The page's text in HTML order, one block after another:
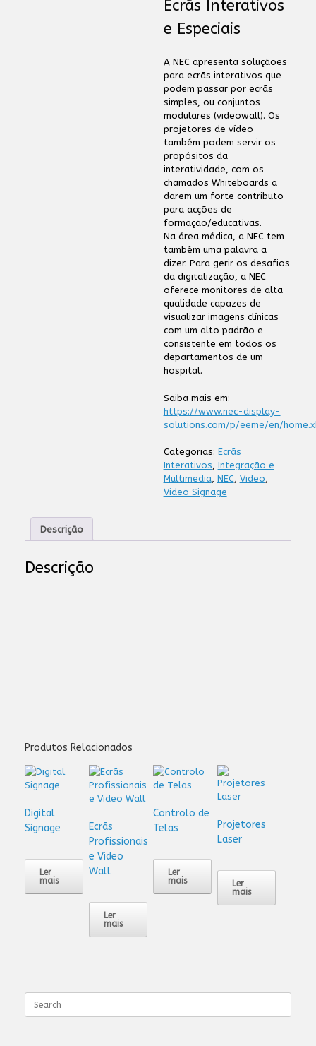
Ecrãs Interativos
e Especiais
A NEC apresenta soluçãoes
para ecrãs interativos que
podem passar por ecrãs
simples, ou conjuntos
modulares (videowall). Os
projetores de vídeo
também podem servir os
propósitos da
interatividade, com os
chamados Whiteboards a
darem um forte contributo
para acções de
formação/educativas.
Na área médica, a NEC tem
também uma palavra a
dizer. Para gerir os desafios
da digitalização, a NEC
oferece monitores de alta
qualidade capazes de
visualizar imagens clínicas
com um alto padrão e
consistente em todos os
departamentos de um
hospital.
Saiba mais em:
https://www.nec-display-
solutions.com/p/eeme/en/
Categorias: Ecrãs
Interativos, Integração e
Multimedia, NEC, Video,
Video Signage
Descrição
Descrição
Produtos Relacionados
Digital
Signage
Ler
mais
Ecrãs
Profissionais
e Video
Wall
Ler
mais
Controlo de
Telas
Ler
mais
Projetores
Laser
Ler
mais
for: